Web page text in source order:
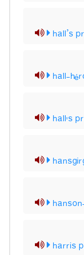
hall’s
hall-
hall's
harris